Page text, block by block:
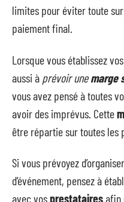
limites pour éviter toute
paiement final.
Lorsque vous établissez
aussi à prévoir unemarge
vous avez pensé à toutes
avoir des imprévus. Cette
être répartie sur toutes les
Si vous prévoyez
d’événement, pensez à
avec vosprestatairesafin